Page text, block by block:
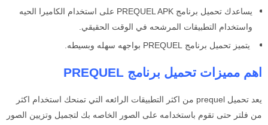
يساعدك تحميل برنامج PREQUEL APK
على استخدام الكاميرا الحيه
واستخدام التطبيقات المرشحه في الوقت الحقيقي.
يتميز تحميل برنامج PREQUEL
بواجهه سهله وبسيطه.
اهم مميزات تحميل برنامج PREQUEL
يعد تحميل prequel
من اكثر التطبيقات الرائعه التي تمنحك استخدام اكثر
من فلتر حتى تقوم باستخدامه على الصور الخاصه بك لتجميل وتزيين الصور